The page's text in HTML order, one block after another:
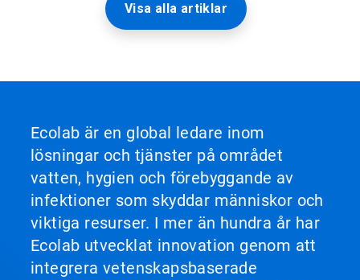
Visa alla artiklar
Ecolab är en global ledare inom
lösningar och tjänster på området
vatten, hygien och förebyggande av
infektioner som skyddar människor och
viktiga resurser. I mer än hundra år har
Ecolab utvecklat innovation genom att
integrera vetenskapsbaserade